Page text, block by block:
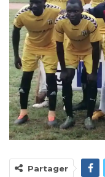
Partager